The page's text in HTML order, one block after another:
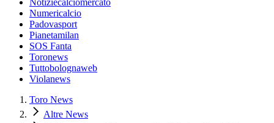
Notiziecalciomercato
Numericalcio
Padovasport
Pianetamilan
SOS Fanta
Toronews
Tuttobolognaweb
Violanews
Toro News
Altre News